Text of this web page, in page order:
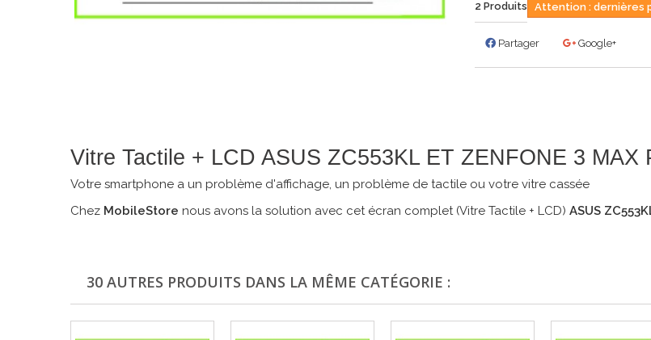
2 Produits Attention : dernières
Partager Google+
Vitre Tactile + LCD ASUS ZC553KL ET ZENFONE 3 MAX
Votre smartphone a un problème d'affichage, un problème de tactile ou votre vitre cassée
Chez MobileStore nous avons la solution avec cet écran complet (Vitre Tactile + LCD) ASUS
30 AUTRES PRODUITS DANS LA MÊME CATÉGORIE :